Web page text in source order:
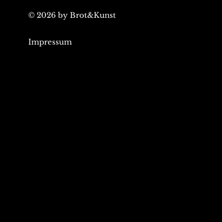
© 2026 by Brot&Kunst
Impressum